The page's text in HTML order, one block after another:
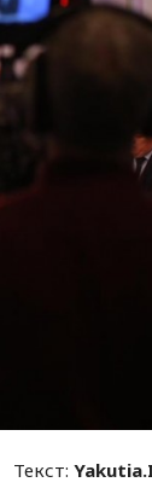
Текст: